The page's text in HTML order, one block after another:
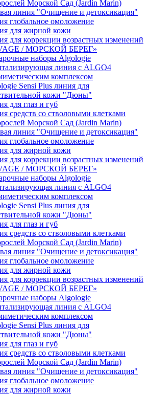
Морской Сад (Jardin Marin)
линия "Очищение и детоксикация"
глобальное омоложение
для жирной кожи
для коррекции возрастных изменений
/ МОРСКОЙ БЕРЕГ»
наборы Algologie
линия с ALGO4
комплексом
Sensi Plus линия для
кожи "Дюны"
для глаз и губ
средств со стволовыми клетками
Морской Сад (Jardin Marin)
линия "Очищение и детоксикация"
глобальное омоложение
для жирной кожи
для коррекции возрастных изменений
/ МОРСКОЙ БЕРЕГ»
наборы Algologie
линия с ALGO4
комплексом
Sensi Plus линия для
кожи "Дюны"
для глаз и губ
средств со стволовыми клетками
Морской Сад (Jardin Marin)
линия "Очищение и детоксикация"
глобальное омоложение
для жирной кожи
для коррекции возрастных изменений
/ МОРСКОЙ БЕРЕГ»
наборы Algologie
линия с ALGO4
комплексом
Sensi Plus линия для
кожи "Дюны"
для глаз и губ
средств со стволовыми клетками
Морской Сад (Jardin Marin)
линия "Очищение и детоксикация"
глобальное омоложение
для жирной кожи